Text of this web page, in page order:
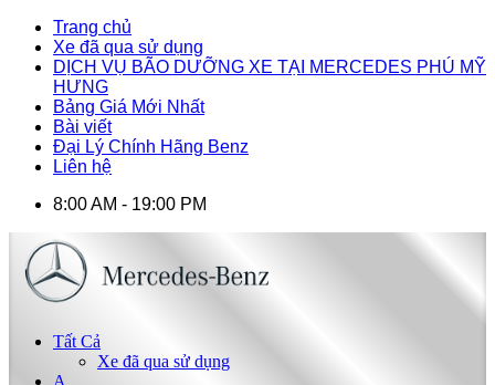
Trang chủ
Xe đã qua sử dụng
DỊCH VỤ BÃO DƯỠNG XE TẠI MERCEDES PHÚ MỸ
HƯNG
Bảng Giá Mới Nhất
Bài viết
Đại Lý Chính Hãng Benz
Liên hệ
8:00 AM - 19:00 PM
Tất Cả
Xe đã qua sử dụng
A